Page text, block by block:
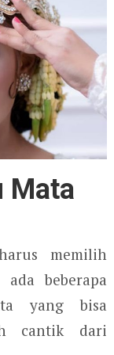
Mata
memilih
beberapa
yang bisa
cantik dari